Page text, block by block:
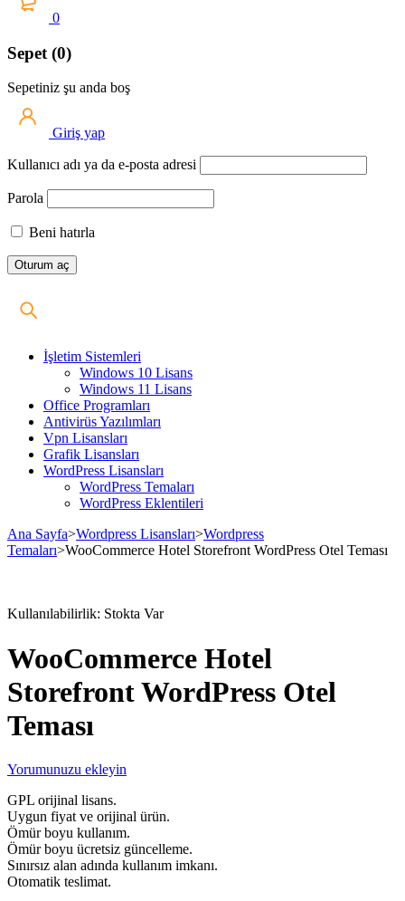
0
Sepet (0)
Sepetiniz şu anda boş
Giriş yap
Kullanıcı adı ya da e-posta adresi
Parola
Beni hatırla
İşletim Sistemleri
Windows 10 Lisans
Windows 11 Lisans
Office Programları
Antivirüs Yazılımları
Vpn Lisansları
Grafik Lisansları
WordPress Lisansları
WordPress Temaları
WordPress Eklentileri
Ana Sayfa>Wordpress Lisansları>Wordpress
Temaları>WooCommerce Hotel Storefront WordPress Otel Teması
Kullanılabilirlik: Stokta Var
WooCommerce Hotel
Storefront WordPress Otel
Teması
Yorumunuzu ekleyin
GPL orijinal lisans.
Uygun fiyat ve orijinal ürün.
Ömür boyu kullanım.
Ömür boyu ücretsiz güncelleme.
Sınırsız alan adında kullanım imkanı.
Otomatik teslimat.